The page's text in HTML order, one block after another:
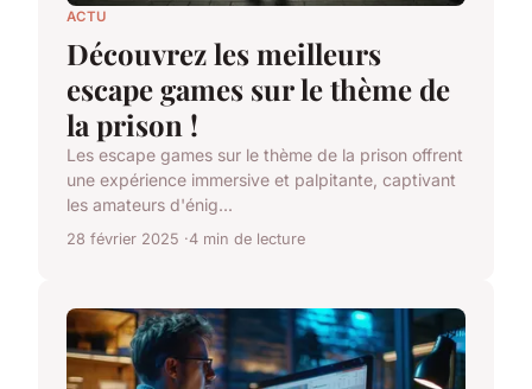
ACTU
Découvrez les meilleurs
escape games sur le thème de
la prison !
Les escape games sur le thème de la prison offrent
une expérience immersive et palpitante, captivant
les amateurs d'énig...
28 février 2025 4 min de lecture